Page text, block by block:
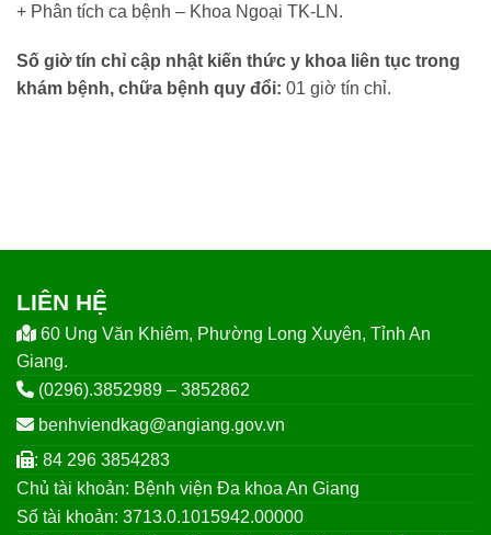
+ Phân tích ca bệnh – Khoa Ngoại TK-LN.
Số giờ tín chỉ cập nhật kiến thức y khoa liên tục trong
khám bệnh, chữa bệnh quy đổi: 01 giờ tín chỉ.
LIÊN HỆ
60 Ung Văn Khiêm, Phường Long Xuyên, Tỉnh An
Giang.
(0296).3852989 – 3852862
benhviendkag@angiang.gov.vn
: 84 296 3854283
Chủ tài khoản: Bệnh viện Đa khoa An Giang
Số tài khoản: 3713.0.1015942.00000